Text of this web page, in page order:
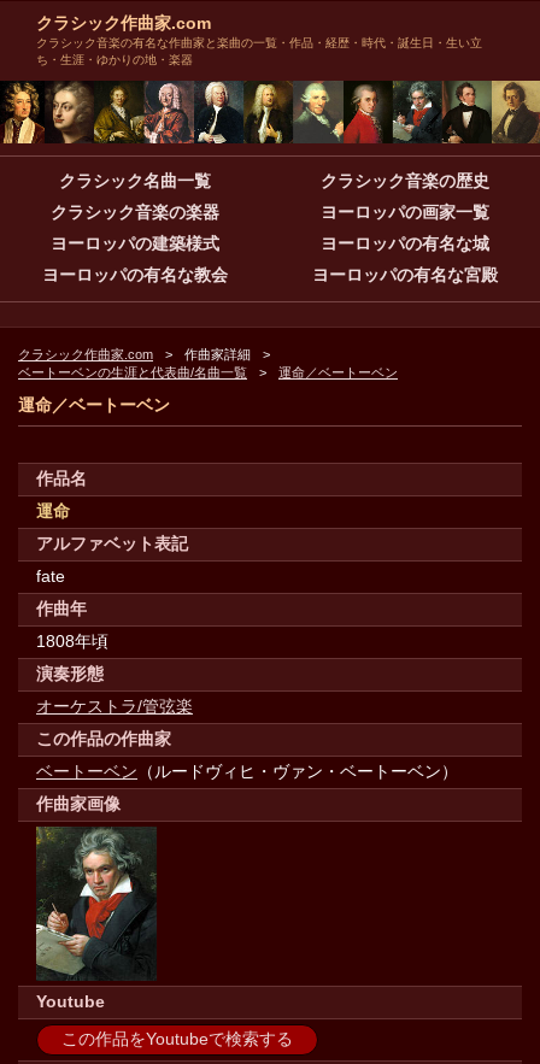
クラシック作曲家.com
クラシック音楽の有名な作曲家と楽曲の一覧・作品・経歴・時代・誕生日・生い立
ち・生涯・ゆかりの地・楽器
クラシック名曲一覧
クラシック音楽の歴史
クラシック音楽の楽器
ヨーロッパの画家一覧
ヨーロッパの建築様式
ヨーロッパの有名な城
ヨーロッパの有名な教会
ヨーロッパの有名な宮殿
クラシック作曲家.com
作曲家詳細
ベートーベンの生涯と代表曲/名曲一覧
運命／ベートーベン
運命／ベートーベン
作品名
運命
アルファベット表記
fate
作曲年
1808年頃
演奏形態
オーケストラ/管弦楽
この作品の作曲家
ベートーベン （ルードヴィヒ・ヴァン・ベートーベン）
作曲家画像
Youtube
この作品をYoutubeで検索する